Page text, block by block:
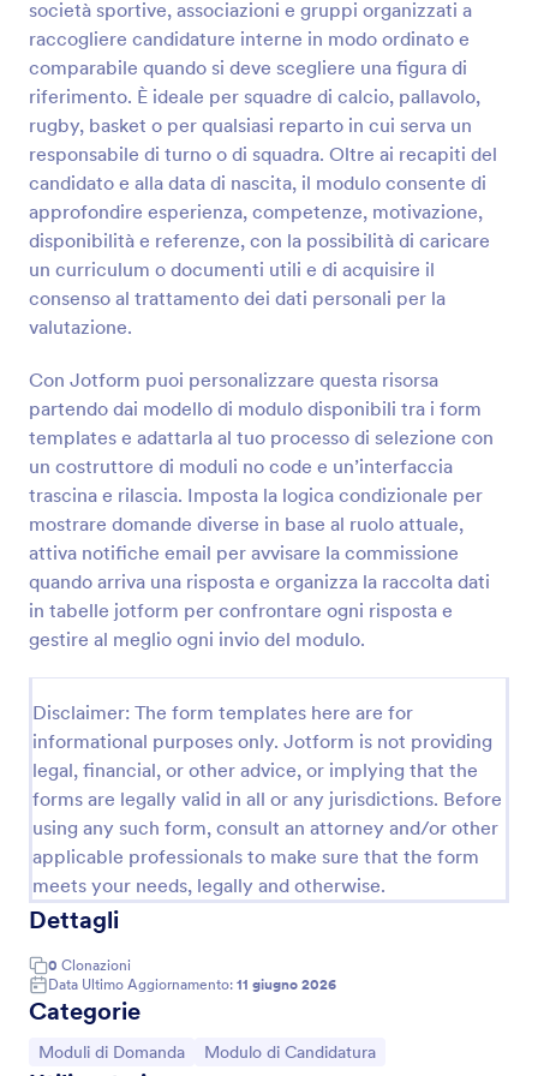
società sportive, associazioni e gruppi organizzati a
raccogliere candidature interne in modo ordinato e
comparabile quando si deve scegliere una figura di
riferimento. È ideale per squadre di calcio, pallavolo,
rugby, basket o per qualsiasi reparto in cui serva un
responsabile di turno o di squadra. Oltre ai recapiti del
candidato e alla data di nascita, il modulo consente di
approfondire esperienza, competenze, motivazione,
disponibilità e referenze, con la possibilità di caricare
un curriculum o documenti utili e di acquisire il
consenso al trattamento dei dati personali per la
valutazione.
Con Jotform puoi personalizzare questa risorsa
partendo dai modello di modulo disponibili tra i form
templates e adattarla al tuo processo di selezione con
un costruttore di moduli no code e un’interfaccia
trascina e rilascia. Imposta la logica condizionale per
mostrare domande diverse in base al ruolo attuale,
attiva notifiche email per avvisare la commissione
quando arriva una risposta e organizza la raccolta dati
in tabelle jotform per confrontare ogni risposta e
gestire al meglio ogni invio del modulo.
Disclaimer: The form templates here are for
informational purposes only. Jotform is not providing
legal, financial, or other advice, or implying that the
forms are legally valid in all or any jurisdictions. Before
using any such form, consult an attorney and/or other
applicable professionals to make sure that the form
meets your needs, legally and otherwise.
Dettagli
0 Clonazioni
Data Ultimo Aggiornamento: 11 giugno 2026
Categorie
Vai alla Categoria:
Moduli di Domanda Vai alla Categoria:
Modulo di Candidatura
Anteprima
Modulo Di Inserimento Premio 🎖️
Raccogli e gestisci candidature per premi e
riconoscimenti con il Modulo di inserimento premio
aziende che vogliono semplificare la raccolta dati e
l’invio del modulo.
Go to Category:
Moduli Premiazione
Usa Template
Anteprima